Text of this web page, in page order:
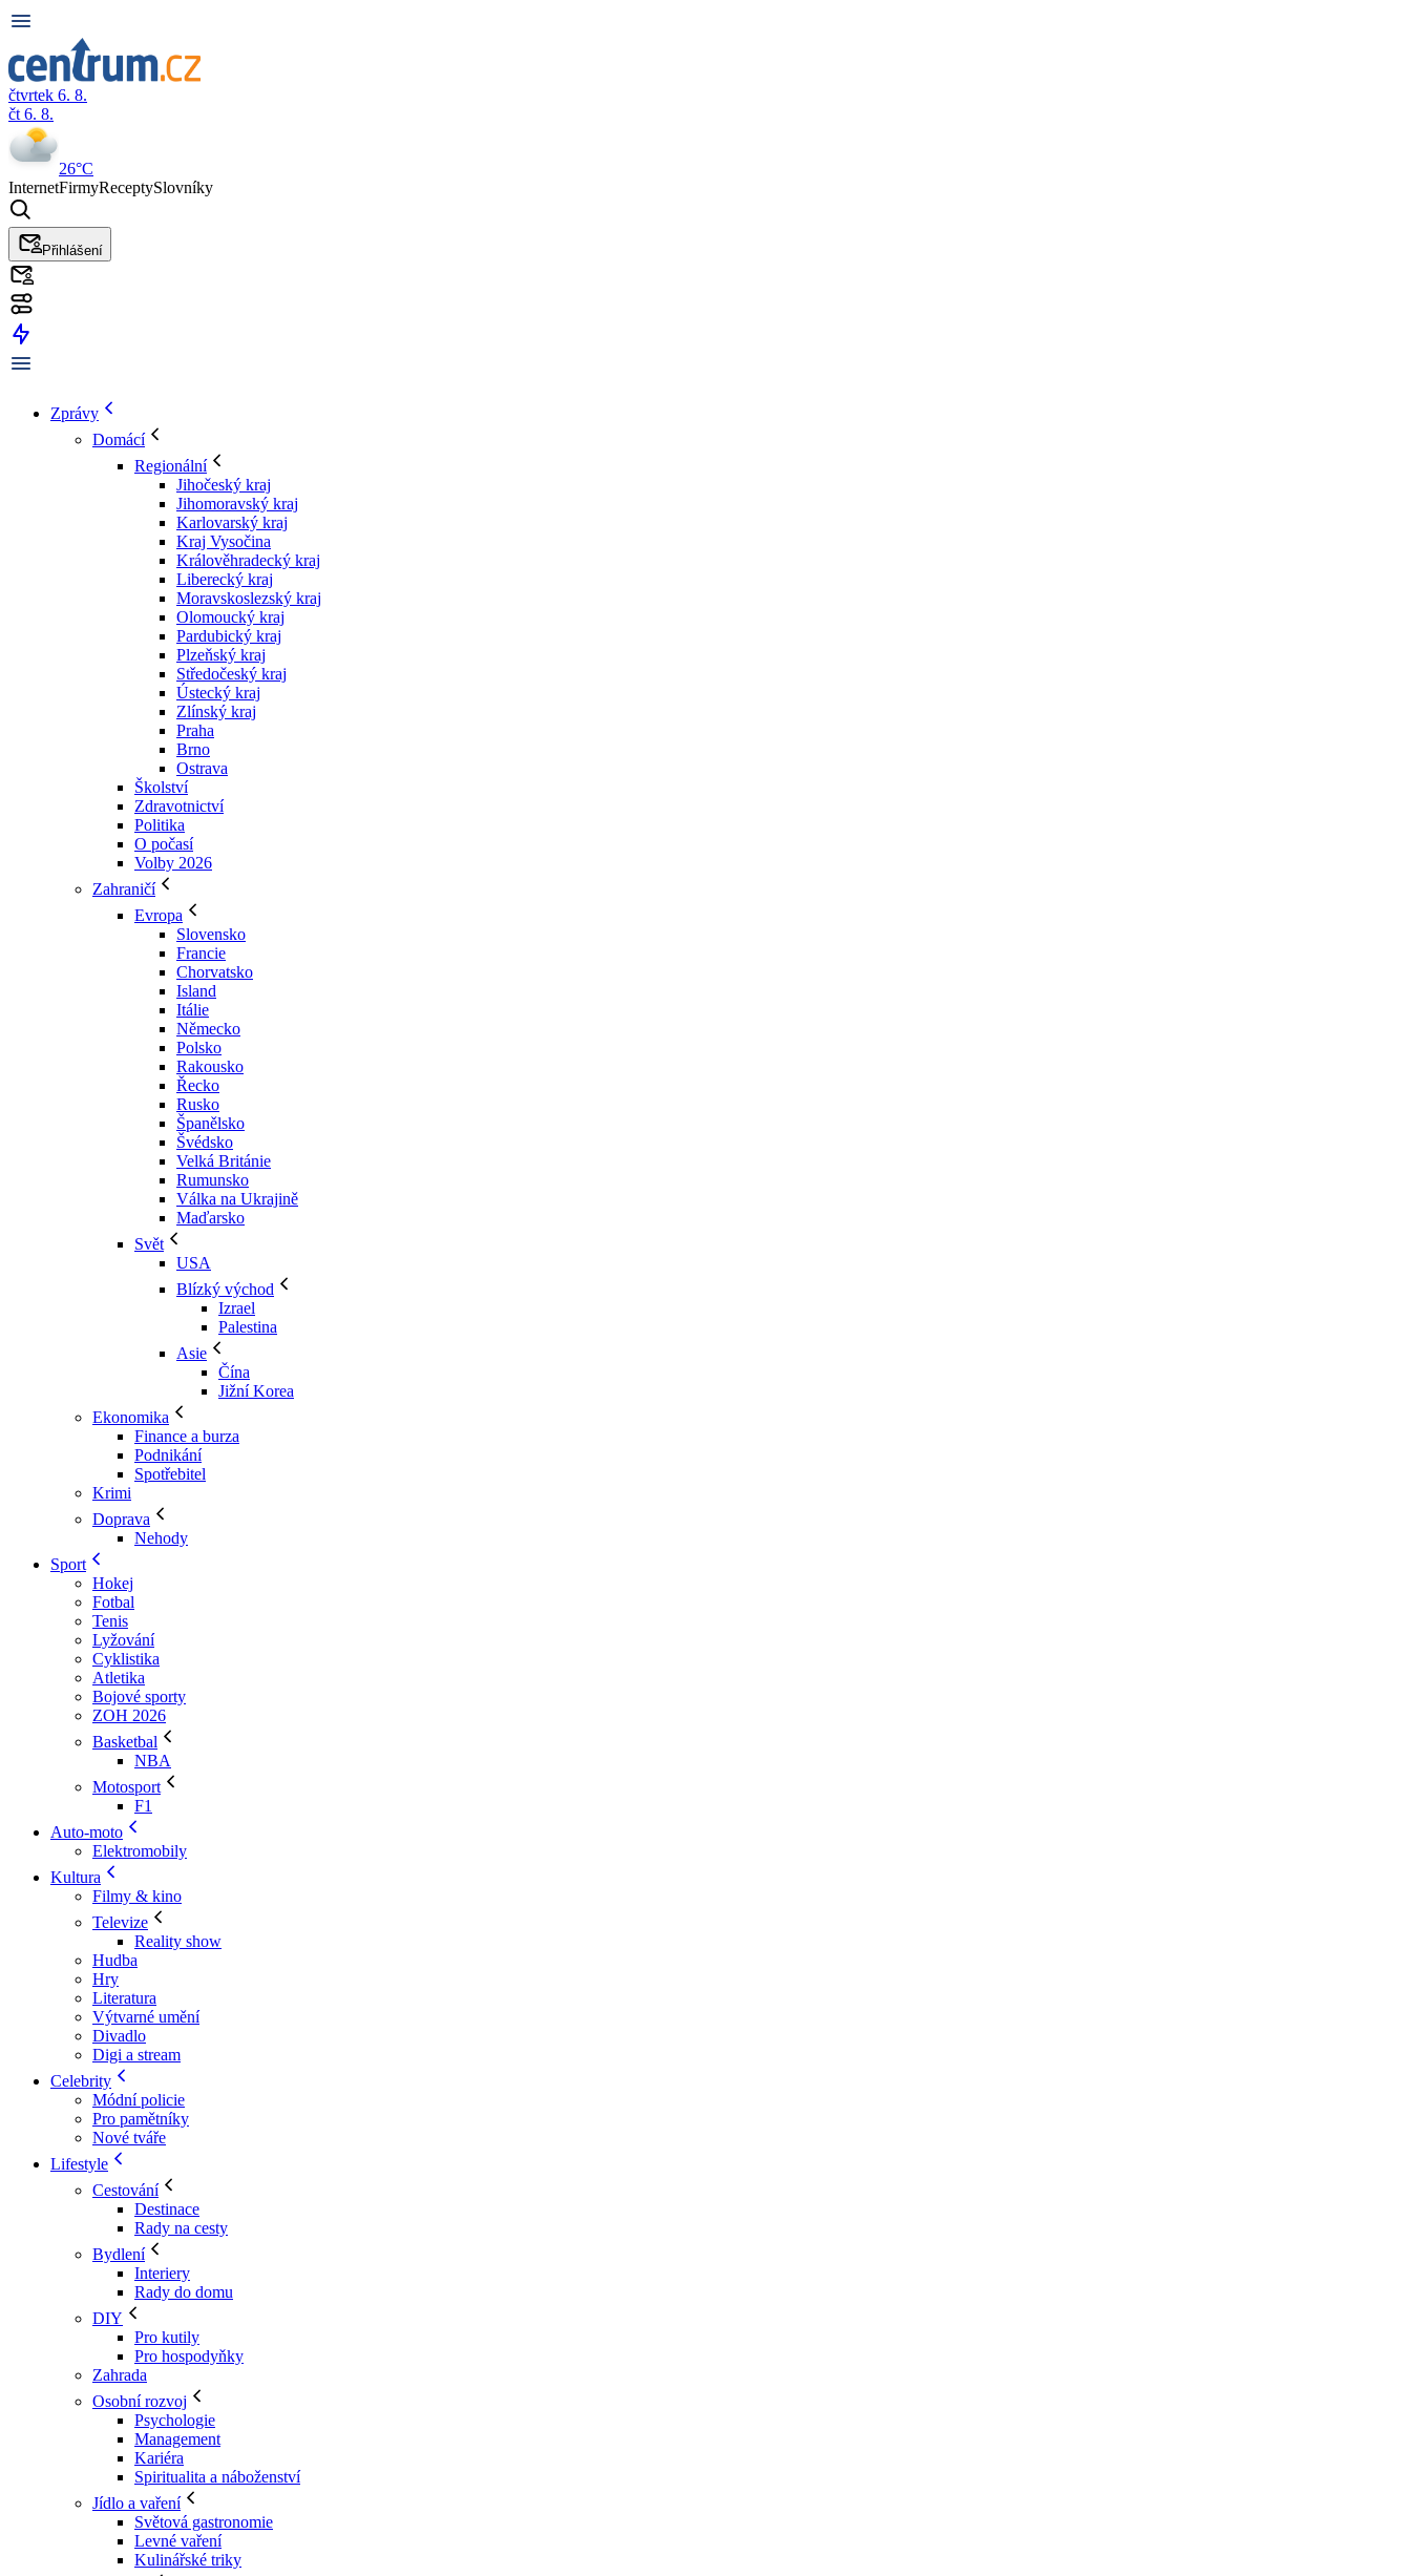
čtvrtek 6. 8.
čt 6. 8.
26°C
InternetFirmyReceptySlovníky
Přihlášení
Zprávy
Domácí
Regionální
Jihočeský kraj
Jihomoravský kraj
Karlovarský kraj
Kraj Vysočina
Králověhradecký kraj
Liberecký kraj
Moravskoslezský kraj
Olomoucký kraj
Pardubický kraj
Plzeňský kraj
Středočeský kraj
Ústecký kraj
Zlínský kraj
Praha
Brno
Ostrava
Školství
Zdravotnictví
Politika
O počasí
Volby 2026
Zahraničí
Evropa
Slovensko
Francie
Chorvatsko
Island
Itálie
Německo
Polsko
Rakousko
Řecko
Rusko
Španělsko
Švédsko
Velká Británie
Rumunsko
Válka na Ukrajině
Maďarsko
Svět
USA
Blízký východ
Izrael
Palestina
Asie
Čína
Jižní Korea
Ekonomika
Finance a burza
Podnikání
Spotřebitel
Krimi
Doprava
Nehody
Sport
Hokej
Fotbal
Tenis
Lyžování
Cyklistika
Atletika
Bojové sporty
ZOH 2026
Basketbal
NBA
Motosport
F1
Auto-moto
Elektromobily
Kultura
Filmy & kino
Televize
Reality show
Hudba
Hry
Literatura
Výtvarné umění
Divadlo
Digi a stream
Celebrity
Módní policie
Pro pamětníky
Nové tváře
Lifestyle
Cestování
Destinace
Rady na cesty
Bydlení
Interiery
Rady do domu
DIY
Pro kutily
Pro hospodyňky
Zahrada
Osobní rozvoj
Psychologie
Management
Kariéra
Spiritualita a náboženství
Jídlo a vaření
Světová gastronomie
Levné vaření
Kulinářské triky